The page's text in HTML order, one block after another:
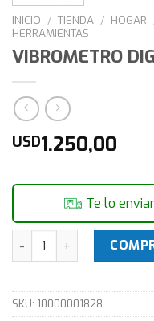
INICIO / TIENDA / HOGAR
HERRAMIENTAS
VIBROMETRO
USD1.250,00
Te lo
VIBROMETRO DIGITAL
SKU: 10000001828